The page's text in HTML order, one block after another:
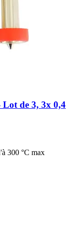
Lot de 3, 3x 0,4
300 °C max